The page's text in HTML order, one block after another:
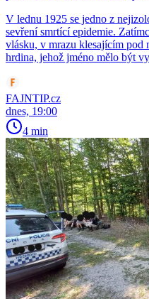
V lednu 1925 se jedno z
sevření smrtící epidemie.
vlásku, v mrazu klesajícím pod
hrdina, jehož jméno mělo být
FAJNTIP.cz
dnes, 19:00
4 min